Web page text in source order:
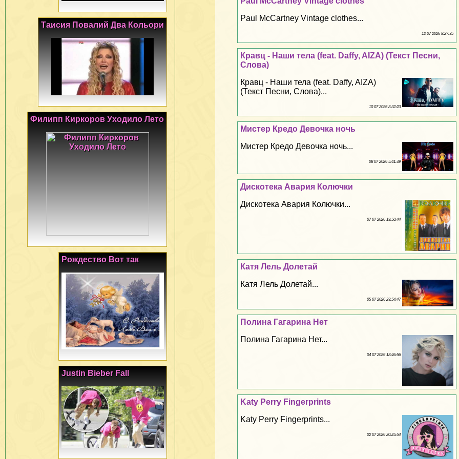
Paul McCartney Vintage clothes...
12 07 2026 8:27:35
Кравц - Наши тела (feat. Daffy, AIZA) (Текст Песни,
Слова)
Кравц - Наши тела (feat. Daffy, AIZA)
(Текст Песни, Слова)...
10 07 2026 8:32:23
Мистер Кредо Дeвoчка ночь
Мистер Кредо Дeвoчка ночь...
08 07 2026 5:41:39
Дискотека Авария Колючки
Дискотека Авария Колючки...
07 07 2026 19:50:44
Катя Лель Долетай
Катя Лель Долетай...
05 07 2026 23:54:47
Полина Гагарина Нет
Полина Гагарина Нет...
04 07 2026 18:46:56
Katy Perry Fingerprints
Katy Perry Fingerprints...
02 07 2026 20:25:54
Таисия Повалий Два Кольори
Филипп Киркоров Уходило Лето
Рождество Вот так
Justin Bieber Fall